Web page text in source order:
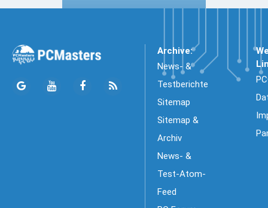
Archive:
News- &
Testberichte
Sitemap
Sitemap &
Archiv
News- &
Test-Atom-
Feed